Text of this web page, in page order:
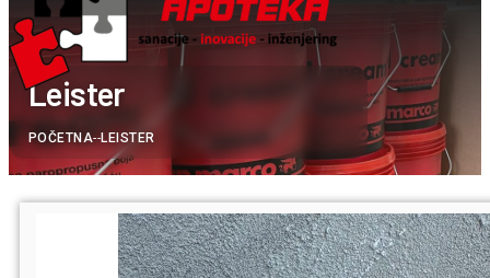
Leister
POČETNA--LEISTER